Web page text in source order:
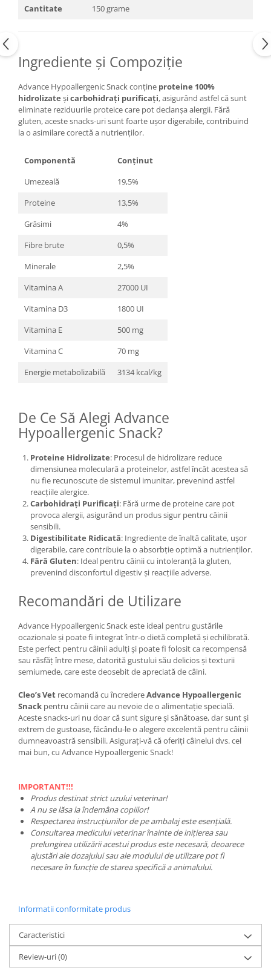
Cantitate 150 grame
Ingrediente și Compoziție
Advance Hypoallergenic Snack conține proteine 100%
hidrolizate șicarbohidrați purificați, asigurând astfel că sunt
eliminate reziduurile proteice care pot declanșa alergii. Fără
gluten, aceste snacks-uri sunt foarte ușor digerabile, contribuind
la o asimilare corectă a nutrienților.
Componentă
Conținut
Umezeală
19,5%
Proteine
13,5%
Grăsimi
4%
Fibre brute
0,5%
Minerale
2,5%
Vitamina A
27000 UI
Vitamina D3
1800 UI
Vitamina E
500 mg
Vitamina C
70 mg
Energie metabolizabilă
3134 kcal/kg
De Ce Să Alegi Advance
Hypoallergenic Snack?
Proteine Hidrolizate: Procesul de hidrolizare reduce
dimensiunea moleculară a proteinelor, astfel încât acestea să
nu fie recunoscute de sistemul imunitar, prevenind astfel
reacțiile alergice.
Carbohidrați Purificați: Fără urme de proteine care pot
provoca alergii, asigurând un produs sigur pentru câinii
sensibili.
Digestibilitate Ridicată: Ingrediente de înaltă calitate, ușor
digerabile, care contribuie la o absorbție optimă a nutrienților.
Fără Gluten: Ideal pentru câinii cu intoleranță la gluten,
prevenind disconfortul digestiv și reacțiile adverse.
Recomandări de Utilizare
Advance Hypoallergenic Snack este ideal pentru gustările
ocazionale și poate fi integrat într-o dietă completă și echilibrată.
Este perfect pentru câinii adulți și poate fi folosit ca recompensă
sau răsfăț între mese, datorită gustului său delicios și texturii
semiumede, care este deosebit de apreciată de câini.
Cleo’s Vet recomandă cu încredereAdvance Hypoallergenic
Snack pentru câinii care au nevoie de o alimentație specială.
Aceste snacks-uri nu doar că sunt sigure și sănătoase, dar sunt și
extrem de gustoase, făcându-le o alegere excelentă pentru câinii
dumneavoastră sensibili. Asigurați-vă că oferiți câinelui dvs. cel
mai bun, cu Advance Hypoallergenic Snack!
IMPORTANT!!!
Produs destinat strict uzului veterinar!
A nu se lăsa la îndemâna copiilor!
Respectarea instrucțiunilor de pe ambalaj este esențială.
Consultarea medicului veterinar înainte de inițierea sau
prelungirea utilizării acestui produs este necesară, deoarece
ajustări ale dozajului sau ale modului de utilizare pot fi
necesare în funcție de starea specifică a animalului.
Informatii conformitate produs
Caracteristici
Review-uri(0)